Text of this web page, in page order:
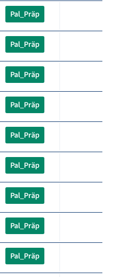
Pal_Präp
Pal_Präp
Pal_Präp
Pal_Präp
Pal_Präp
Pal_Präp
Pal_Präp
Pal_Präp
Pal_Präp